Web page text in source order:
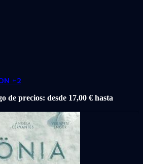
+2
de precios: desde 17,00 € hasta